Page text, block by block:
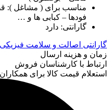
مناسب برای ( مشاغل ):
فودها – کبابی ها و …
گارانتی: دارد
گارانتی اصالت و سلامت فیزیکی
زمان و هزینه ارسال
ارتباط با کارشناسان فروش
استعلام قیمت کالا برای